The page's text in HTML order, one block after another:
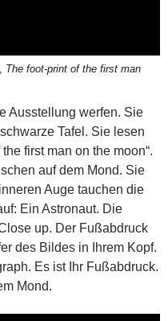
, The foot-print of the first man
Ausstellung werfen. Sie
Tafel. Sie lesen
first man on the moon“.
auf dem Mond. Sie
Auge tauchen die
Ein Astronaut. Die
up. Der Fußabdruck
des Bildes in Ihrem Kopf.
Es ist Ihr Fußabdruck.
Mond.